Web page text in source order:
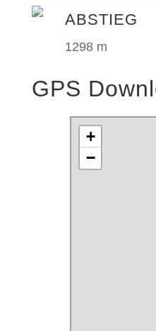
ABSTIEG
1298 m
GPS
+
−